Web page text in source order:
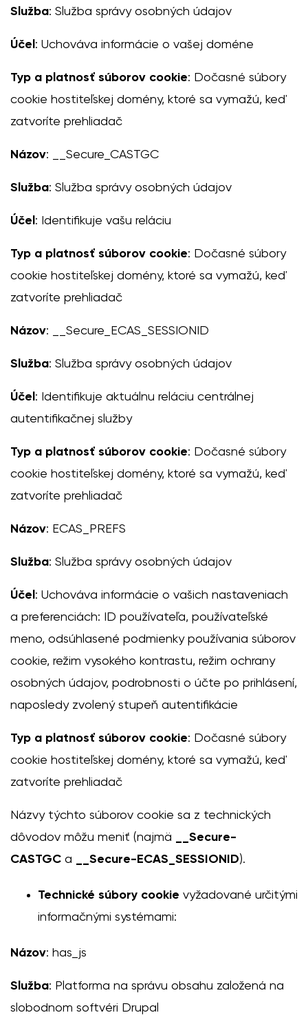
Služba: Služba správy osobných údajov
Účel : Uchováva informácie o vašej doméne
Typ a platnosť súborov cookie: Dočasné súbory
cookie hostiteľskej domény, ktoré sa vymažú, keď
zatvoríte prehliadač
Názov: __Secure_CASTGC
Služba: Služba správy osobných údajov
Účel : Identifikuje vašu reláciu
Typ a platnosť súborov cookie: Dočasné súbory
cookie hostiteľskej domény, ktoré sa vymažú, keď
zatvoríte prehliadač
Názov: __Secure_ECAS_SESSIONID
Služba: Služba správy osobných údajov
Účel : Identifikuje aktuálnu reláciu centrálnej
autentifikačnej služby
Typ a platnosť súborov cookie: Dočasné súbory
cookie hostiteľskej domény, ktoré sa vymažú, keď
zatvoríte prehliadač
Názov: ECAS_PREFS
Služba: Služba správy osobných údajov
Účel : Uchováva informácie o vašich nastaveniach
a preferenciách: ID používateľa, používateľské
meno, odsúhlasené podmienky používania súborov
cookie, režim vysokého kontrastu, režim ochrany
osobných údajov, podrobnosti o účte po prihlásení,
naposledy zvolený stupeň autentifikácie
Typ a platnosť súborov cookie: Dočasné súbory
cookie hostiteľskej domény, ktoré sa vymažú, keď
zatvoríte prehliadač
Názvy týchto súborov cookie sa z technických
dôvodov môžu meniť (najmä
__Secure-
CASTGC a __Secure-ECAS_SESSIONID).
Technické súbory cookie vyžadované určitými
informačnými systémami:
Názov: has_js
Služba: Platforma na správu obsahu založená na
slobodnom softvéri Drupal